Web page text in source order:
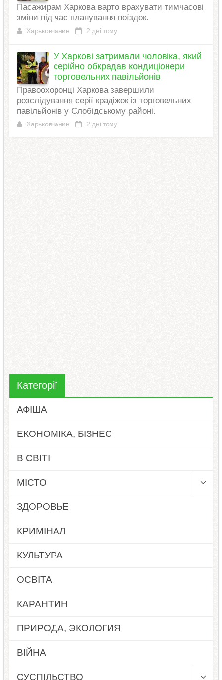
Пасажирам Харкова варто врахувати тимчасові
зміни під час планування поїздок.
Харьковчанин 2 дні тому
У Харкові затримали чоловіка, який
серійно обкрадав кондиціонери
торговельних павільйонів
Правоохоронці Харкова завершили
розслідування серії крадіжок із торговельних
павільйонів у Слобідському районі.
Харьковчанин 2 дні тому
Категорії
АФІША
ЕКОНОМІКА, БІЗНЕС
В СВІТІ
МІСТО
ЗДОРОВЬЕ
КРИМІНАЛ
КУЛЬТУРА
ОСВІТА
КАРАНТИН
ПРИРОДА, ЭКОЛОГИЯ
ВІЙНА
СУСПІЛЬСТВО